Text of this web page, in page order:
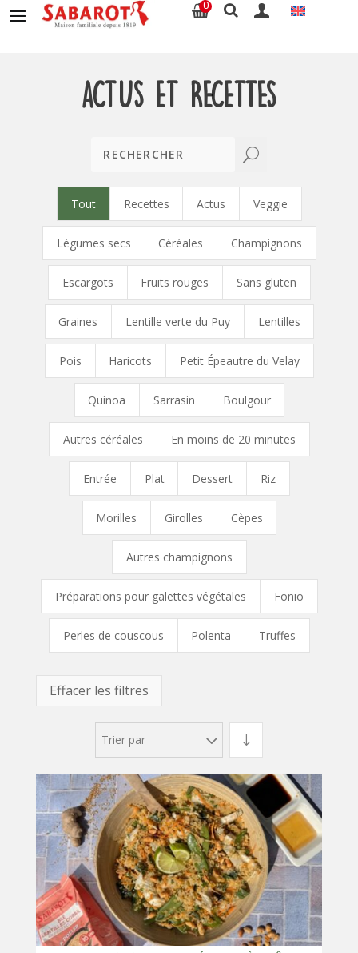
0
Actus et recettes
U
Tout Recettes Actus Veggie
Légumes secs Céréales Champignons
Escargots Fruits rouges Sans gluten
Graines Lentille verte du Puy Lentilles
Pois Haricots Petit Épeautre du Velay
Quinoa Sarrasin Boulgour
Autres céréales En moins de 20 minutes
Entrée Plat Dessert Riz
Morilles Girolles Cèpes
Autres champignons
Préparations pour galettes végétales Fonio
Perles de couscous Polenta Truffes
Effacer les filtres
Trier par